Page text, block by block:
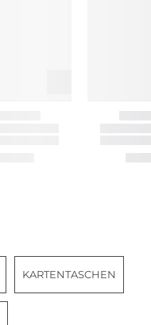
KARTENTASCHEN